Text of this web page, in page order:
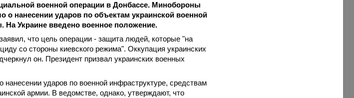
военной операции в Донбассе. Минобороны
о нанесении ударов по объектам украинской военной
На Украине введено военное положение.
что цель операции - защита людей, которые "на
со стороны киевского режима". Оккупация украинских
он. Президент призвал украинских военных
ударов по военной инфраструктуре, средствам
армии. В ведомстве, однако, утверждают, что